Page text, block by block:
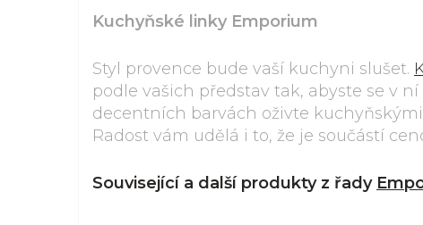
Kuchyňské linky Emporium
Styl provence bude vaší kuchyni slušet.
podle vašich představ tak, abyste se v
decentních barvách oživte
Radost vám udělá i to, že je součástí
Související a další produkty z řady